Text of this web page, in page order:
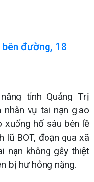
đường, 18
tỉnh Quảng Trị
nhân vụ tai nạn giao
xuống hố sâu bên lề
lũ BOT, đoạn qua xã
nạn không gây thiệt
bị hư hỏng nặng.